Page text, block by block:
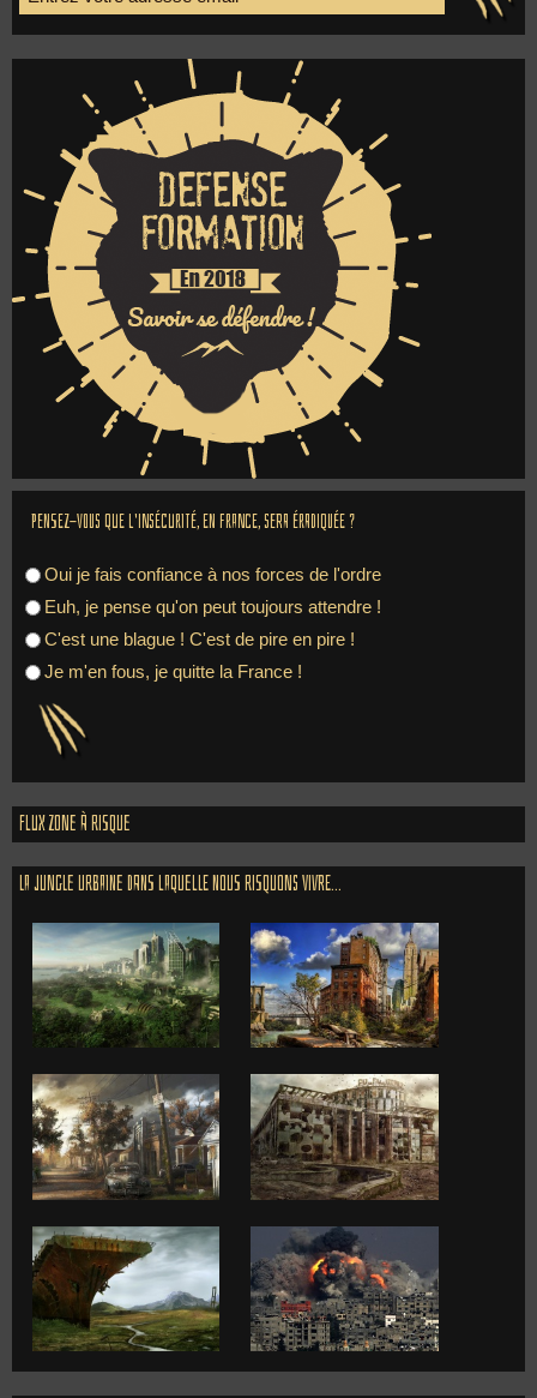
Pensez-vous que l'insécurité, en France, sera éradiquée ?
Oui je fais confiance à nos forces de l'ordre
Euh, je pense qu'on peut toujours attendre !
C'est une blague ! C'est de pire en pire !
Je m'en fous, je quitte la France !
Flux zone à risque
La jungle urbaine dans laquelle nous risquons vivre...